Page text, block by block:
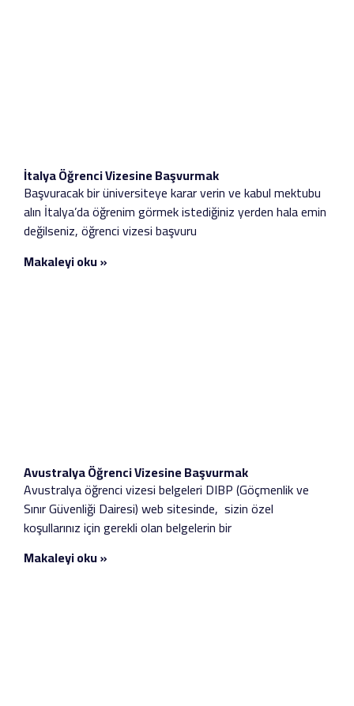
İtalya Öğrenci Vizesine Başvurmak
Başvuracak bir üniversiteye karar verin ve kabul mektubu
alın İtalya’da öğrenim görmek istediğiniz yerden hala emin
değilseniz, öğrenci vizesi başvuru
Makaleyi oku »
Avustralya Öğrenci Vizesine Başvurmak
Avustralya öğrenci vizesi belgeleri DIBP (Göçmenlik ve
Sınır Güvenliği Dairesi) web sitesinde, sizin özel
koşullarınız için gerekli olan belgelerin bir
Makaleyi oku »